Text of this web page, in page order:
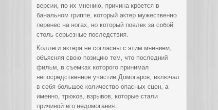
версии, по их мнению, причина кроется в
банальном гриппе, который актер мужественно
перенес на ногах, но который повлек за собой
столь серьезные последствия.
Коллеги актера не согласны с этим мнением,
объясняя свою позицию тем, что последний
фильм, в съемках которого принимал
непосредственное участие Домогаров, включал
в себя большое количество опасных сцен, а
именно, трюков, взрывов, которые стали
причиной его недомогания.